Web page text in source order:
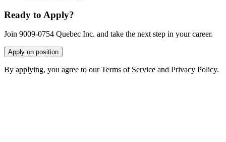
Ready to Apply?
Join 9009-0754 Quebec Inc. and take the next step in your career.
Apply on position
By applying, you agree to our Terms of Service and Privacy Policy.